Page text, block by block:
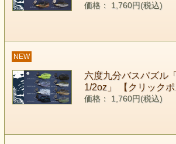
価格： 1,760円(税込)
NEW
六度九分バスパズル
1/2oz」 【クリックポ
価格： 1,760円(税込)